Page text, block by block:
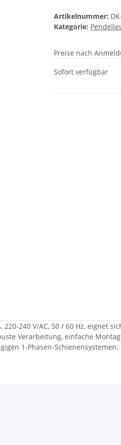
Artikelnummer:
Kategorie:
Preise nach
Sofort verfügbar
220-240 V/AC, 50 / 60 Hz, eignet
Verarbeitung, einfache
1-Phasen-Schienensystemen.